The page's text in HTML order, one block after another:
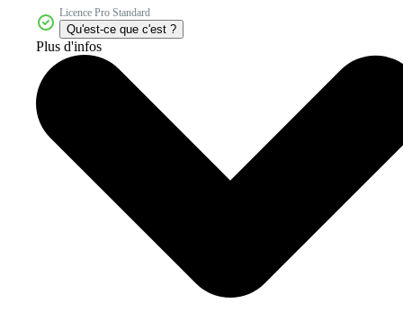
Licence Pro Standard
Qu'est-ce que c'est ?
Plus d'infos